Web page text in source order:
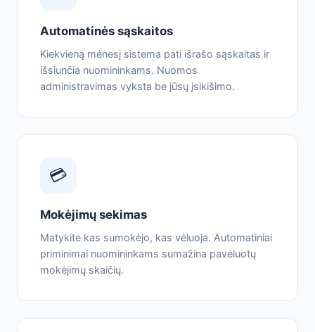
Automatinės sąskaitos
Kiekvieną mėnesį sistema pati išrašo sąskaitas ir
išsiunčia nuomininkams. Nuomos
administravimas vyksta be jūsų įsikišimo.
💳
Mokėjimų sekimas
Matykite kas sumokėjo, kas vėluoja. Automatiniai
priminimai nuomininkams sumažina pavėluotų
mokėjimų skaičių.